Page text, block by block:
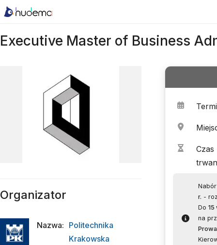
Executive Master of Business
Czas
r. -
Do 15
na
Organizator
Nazwa: Politechnika
Krakowska